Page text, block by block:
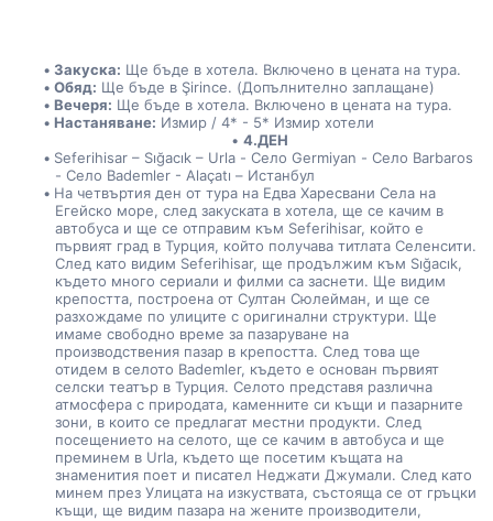
Закуска: Ще бъде в хотела. Включено в цената на тура.
Обяд: Ще бъде в Şirince. (Допълнително заплащане)
Вечеря: Ще бъде в хотела. Включено в цената на тура.
Настаняване: Измир / 4* - 5* Измир хотели
4.ДЕН
Seferihisar – Sığacık – Urla - Село Germiyan - Село Barbaros
- Село Bademler - Alaçatı – Истанбул
На четвъртия ден от тура на Едва Харесвани Села на
Егейско море, след закуската в хотела, ще се качим в
автобуса и ще се отправим към Seferihisar, който е
първият град в Турция, който получава титлата Селенcити.
След като видим Seferihisar, ще продължим към Sığacık,
където много сериали и филми са заснети. Ще видим
крепостта, построена от Султан Сюлейман, и ще се
разхождаме по улиците с оригинални структури. Ще
имаме свободно време за пазаруване на
производствения пазар в крепостта. След това ще
отидем в селото Bademler, където е основан първият
селски театър в Турция. Селото представя различна
атмосфера с природата, каменните си къщи и пазарните
зони, в които се предлагат местни продукти. След
посещението на селото, ще се качим в автобуса и ще
преминем в Urla, където ще посетим къщата на
знаменития поет и писател Неджати Джумали. След като
минем през Улицата на изкуствата, състояща се от гръцки
къщи, ще видим пазара на жените производители,